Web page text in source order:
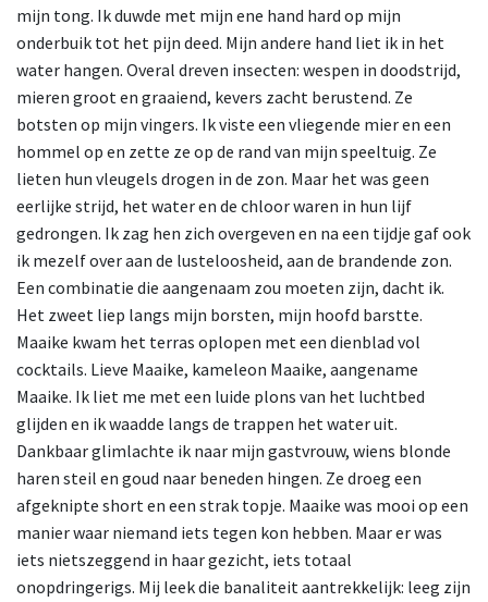
mijn tong. Ik duwde met mijn ene hand hard op mijn
onderbuik tot het pijn deed. Mijn andere hand liet ik in het
water hangen. Overal dreven insecten: wespen in doodstrijd,
mieren groot en graaiend, kevers zacht berustend. Ze
botsten op mijn vingers. Ik viste een vliegende mier en een
hommel op en zette ze op de rand van mijn speeltuig. Ze
lieten hun vleugels drogen in de zon. Maar het was geen
eerlijke strijd, het water en de chloor waren in hun lijf
gedrongen. Ik zag hen zich overgeven en na een tijdje gaf ook
ik mezelf over aan de lusteloosheid, aan de brandende zon.
Een combinatie die aangenaam zou moeten zijn, dacht ik.
Het zweet liep langs mijn borsten, mijn hoofd barstte.
Maaike kwam het terras oplopen met een dienblad vol
cocktails. Lieve Maaike, kameleon Maaike, aangename
Maaike. Ik liet me met een luide plons van het luchtbed
glijden en ik waadde langs de trappen het water uit.
Dankbaar glimlachte ik naar mijn gastvrouw, wiens blonde
haren steil en goud naar beneden hingen. Ze droeg een
afgeknipte short en een strak topje. Maaike was mooi op een
manier waar niemand iets tegen kon hebben. Maar er was
iets nietszeggend in haar gezicht, iets totaal
onopdringerigs. Mij leek die banaliteit aantrekkelijk: leeg zijn